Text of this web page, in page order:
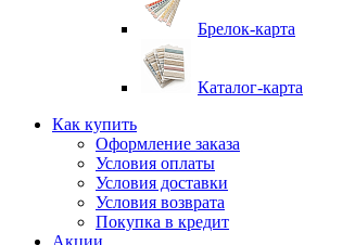
Брелок-карта
Каталог-карта
Как купить
Оформление заказа
Условия оплаты
Условия доставки
Условия возврата
Покупка в кредит
Акции